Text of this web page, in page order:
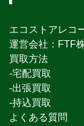
エコストアレコ
運営会社：FTF
買取方法
-宅配買取
-出張買取
-持込買取
よくある質問